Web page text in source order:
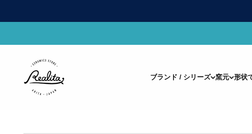
ブランド / シリーズ 窯元 形状
有田焼(ありたやき)の専門通販 Realita Ceramics Store (リアリタ)公式サ